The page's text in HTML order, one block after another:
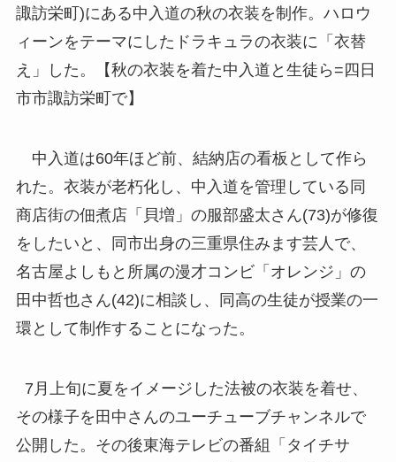
諏訪栄町)にある中入道の秋の衣装を制作。ハロウ
ィーンをテーマにしたドラキュラの衣装に「衣替
え」した。【秋の衣装を着た中入道と生徒ら=四日
市市諏訪栄町で】
中入道は60年ほど前、結納店の看板として作ら
れた。衣装が老朽化し、中入道を管理している同
商店街の佃煮店「貝増」の服部盛太さん(73)が修復
をしたいと、同市出身の三重県住みます芸人で、
名古屋よしもと所属の漫才コンビ「オレンジ」の
田中哲也さん(42)に相談し、同高の生徒が授業の一
環として制作することになった。
7月上旬に夏をイメージした法被の衣装を着せ、
その様子を田中さんのユーチューブチャンネルで
公開した。その後東海テレビの番組「タイチサ